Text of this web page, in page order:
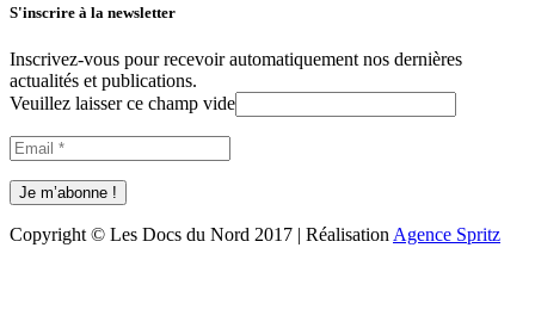
S'inscrire à la newsletter
Inscrivez-vous pour recevoir automatiquement nos dernières
actualités et publications.
Veuillez laisser ce champ vide
Copyright © Les Docs du Nord 2017 | Réalisation Agence Spritz